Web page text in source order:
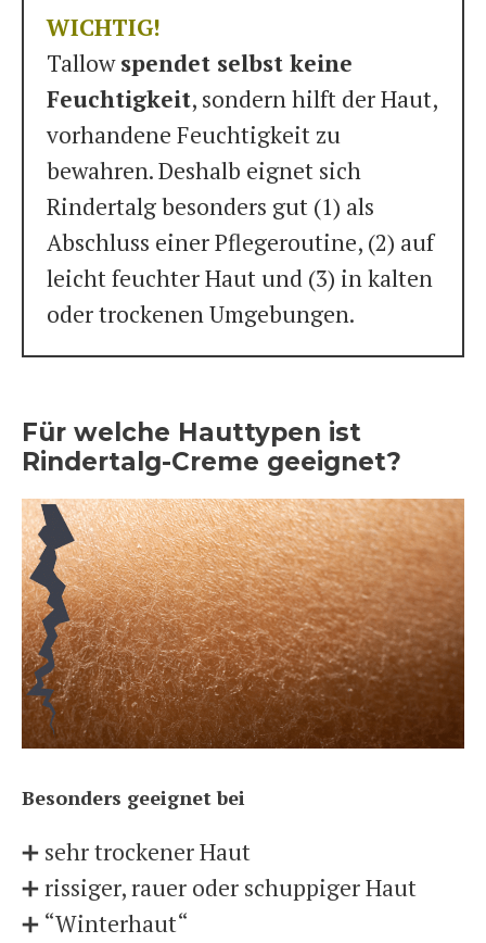
WICHTIG!
Tallowspendet selbst keine
Feuchtigkeit, sondern hilft der Haut,
vorhandene Feuchtigkeit zu
bewahren. Deshalb eignet sich
Rindertalg besonders gut (1) als
Abschluss einer Pflegeroutine, (2) auf
leicht feuchter Haut und (3) in kalten
oder trockenen Umgebungen.
Für welche Hauttypen ist
Rindertalg-Creme geeignet?
Besonders geeignet bei
➕ sehr trockener Haut
➕ rissiger, rauer oder schuppiger Haut
➕ “Winterhaut“